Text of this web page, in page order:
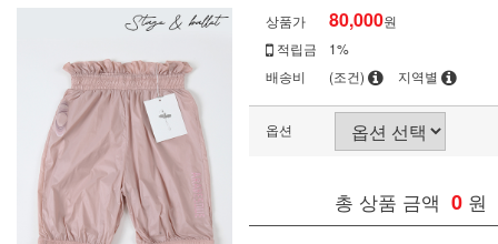
상품가 80,000원
적립금
1%
배송비
(조건) 지역별
옵션
총 상품 금액 0 원